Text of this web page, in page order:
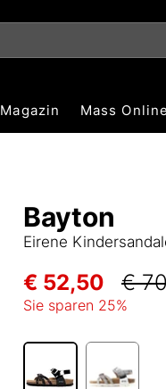
Magazin Mass
Bayton
Eirene
€ 52,50 €
Sie sparen 25%